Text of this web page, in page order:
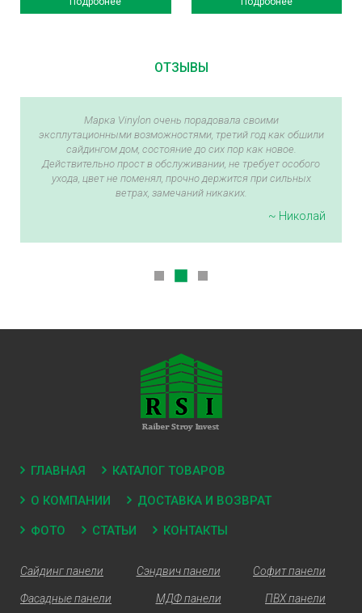
ОТЗЫВЫ
Марка Vinylon очень порадовала своими
эксплутационными возможностями, третий год как обшили
сайдингом дом, состояние до сих пор как новое.
Действительно прост в обслуживании, не требует особого
ухода, цвет не поменял, прочно держится при сильных
ветрах, замечаний никаких.
~ Николай
ГЛАВНАЯ КАТАЛОГ ТОВАРОВ
О КОМПАНИИ ДОСТАВКА И ВОЗВРАТ
ФОТО СТАТЬИ КОНТАКТЫ
Сайдинг панели Сэндвич панели Софит панели
Фасадные панели МДФ панели ПВХ панели